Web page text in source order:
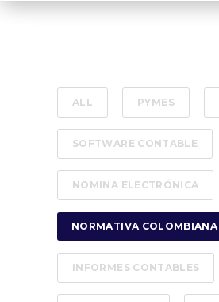
ALL PYMES
SOFTWARE CONTABLE
NÓMINA ELECTRÓNICA
NORMATIVA COLOMBIANA
INFORMES CONTABLES